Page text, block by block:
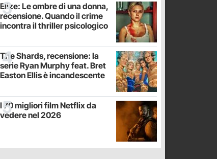
Elize: Le ombre di una donna,
recensione. Quando il crime
incontra il thriller psicologico
The Shards, recensione: la
serie Ryan Murphy feat. Bret
Easton Ellis è incandescente
I 70 migliori film Netflix da
vedere nel 2026